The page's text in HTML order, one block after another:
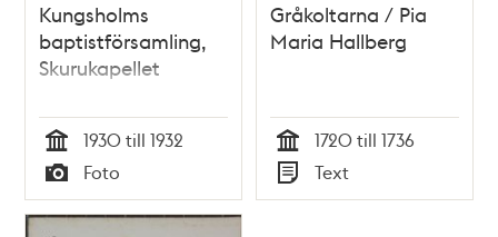
Kungsholms
baptistförsamling,
Skurukapellet
Tid
1930 till 1932
Typ
Foto
Gråkoltarna / Pia
Maria Hallberg
Tid
1720 till 1736
Typ
Text